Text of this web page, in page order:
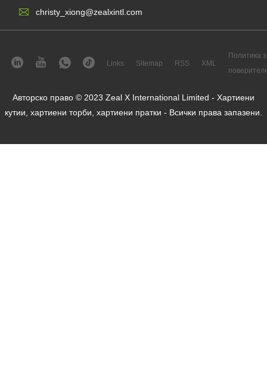
christy_xiong@zealxintl.com
Links Sitemap RSS XML
Политика
Авторско право © 2023 Zeal X International Limited - Хартиени
кутии, хартиени торби, хартиени пратки - Всички права запазени.